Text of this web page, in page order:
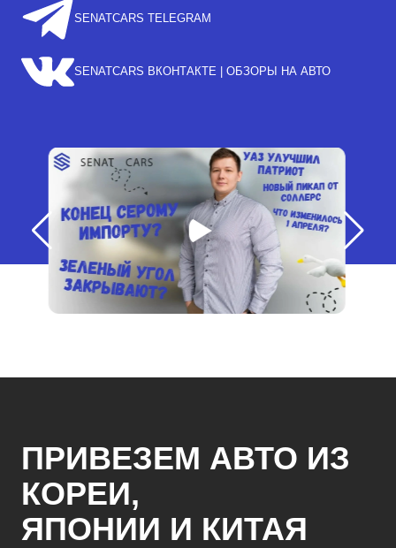
SENATCARS TELEGRAM
SENATCARS ВКОНТАКТЕ | ОБЗОРЫ НА АВТО
ПРИВЕЗЕМ АВТО ИЗ
КОРЕИ,
ЯПОНИИ И КИТАЯ